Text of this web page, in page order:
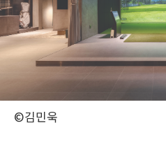
©김민욱